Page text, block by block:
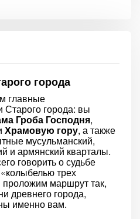
города
главные
Старого города: вы
Гроба Господня,
Храмовую гору, а также
мусульманский,
и армянский кварталы.
говорить о судьбе
трех
маршрут так,
древнего города,
именно вам.